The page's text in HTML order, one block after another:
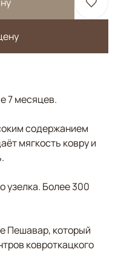
7 месяцев.
содержанием
мягкость ковру и
узелка. Более 300
Пешавар, который
ковроткацкого